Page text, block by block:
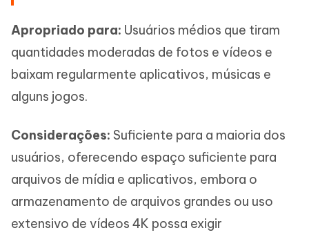
Apropriado para: Usuários médios que tiram
quantidades moderadas de fotos e vídeos e
baixam regularmente aplicativos, músicas e
alguns jogos.
Considerações: Suficiente para a maioria dos
usuários, oferecendo espaço suficiente para
arquivos de mídia e aplicativos, embora o
armazenamento de arquivos grandes ou uso
extensivo de vídeos 4K possa exigir